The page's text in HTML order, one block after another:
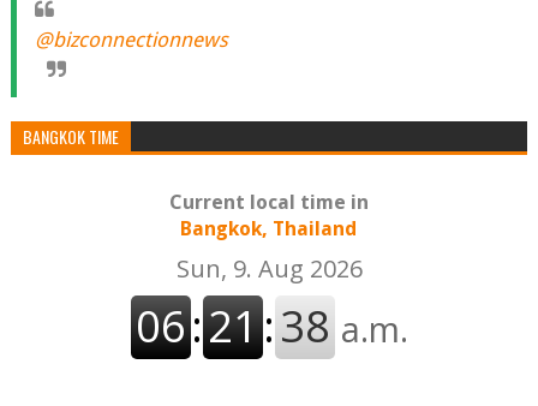
@bizconnectionnews
BANGKOK TIME
Current local time in
Bangkok, Thailand